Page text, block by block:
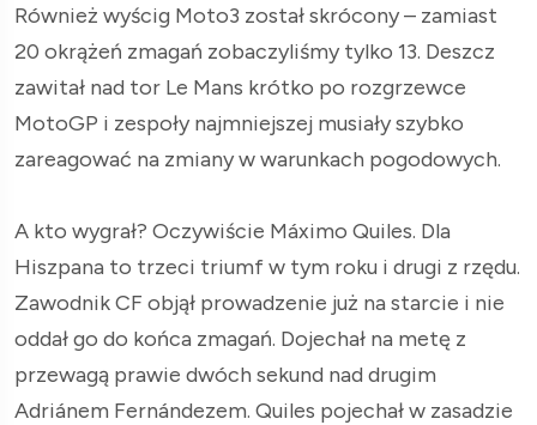
Również wyścig Moto3 został skrócony – zamiast
20 okrążeń zmagań zobaczyliśmy tylko 13. Deszcz
zawitał nad tor Le Mans krótko po rozgrzewce
MotoGP i zespoły najmniejszej musiały szybko
zareagować na zmiany w warunkach pogodowych.
A kto wygrał? Oczywiście Máximo Quiles. Dla
Hiszpana to trzeci triumf w tym roku i drugi z rzędu.
Zawodnik CF objął prowadzenie już na starcie i nie
oddał go do końca zmagań. Dojechał na metę z
przewagą prawie dwóch sekund nad drugim
Adriánem Fernándezem. Quiles pojechał w zasadzie